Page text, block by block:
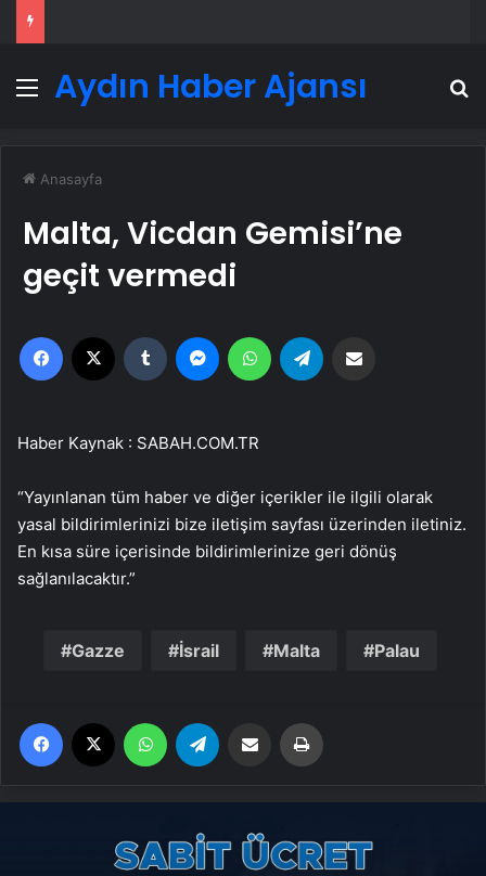
Menü
Aydın Haber Ajansı
Anasayfa
Malta, Vicdan Gemisi’ne
geçit vermedi
Facebook Tumblr MessengerWhatsApp
Haber Kaynak : SABAH.COM.TR
“Yayınlanan tüm haber ve diğer içerikler ile ilgili olarak
yasal bildirimlerinizi bize iletişim sayfası üzerinden iletiniz.
En kısa süre içerisinde bildirimlerinize geri dönüş
sağlanılacaktır.”
Gazze İsrail Malta Palau
Facebook WhatsApp Email'den paylaş